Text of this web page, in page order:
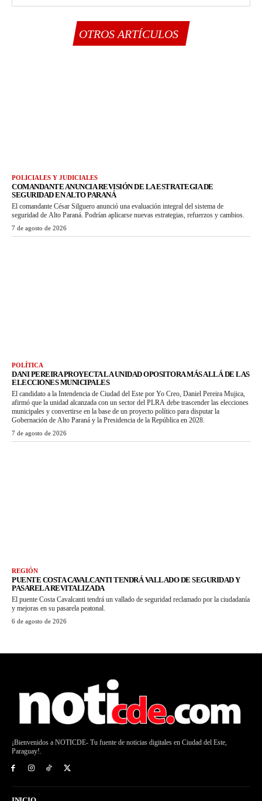
OTROS ARTÍCULOS
POLICIALES Y JUDICIALES
COMANDANTE ANUNCIA REVISIÓN DE LA ESTRATEGIA DE
SEGURIDAD EN ALTO PARANÁ
El comandante César Silguero anunció una evaluación integral del sistema de
seguridad de Alto Paraná. Podrían aplicarse nuevas estrategias, refuerzos y cambios.
7 de agosto de 2026
POLÍTICA
DANI PEREIRA PROYECTA LA UNIDAD OPOSITORA MÁS ALLÁ DE LAS
ELECCIONES MUNICIPALES
El candidato a la Intendencia de Ciudad del Este por Yo Creo, Daniel Pereira Mujica,
afirmó que la unidad alcanzada con un sector del PLRA debe trascender las elecciones
municipales y convertirse en la base de un proyecto político para disputar la
Gobernación de Alto Paraná y la Presidencia de la República en 2028.
7 de agosto de 2026
REGIÓN
PUENTE COSTA CAVALCANTI TENDRÁ VALLADO DE SEGURIDAD Y
PASARELA REVITALIZADA
El puente Costa Cavalcanti tendrá un vallado de seguridad reclamado por la ciudadanía
y mejoras en su pasarela peatonal.
6 de agosto de 2026
¡Bienvenidos a NOTICDE- Tu fuente de noticias digitales en Ciudad del Este,
Paraguay!.